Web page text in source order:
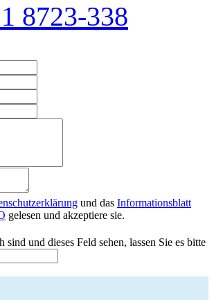
8723-338
und das Informationsblatt
gelesen und akzeptiere sie.
sind und dieses Feld sehen, lassen Sie es bitte